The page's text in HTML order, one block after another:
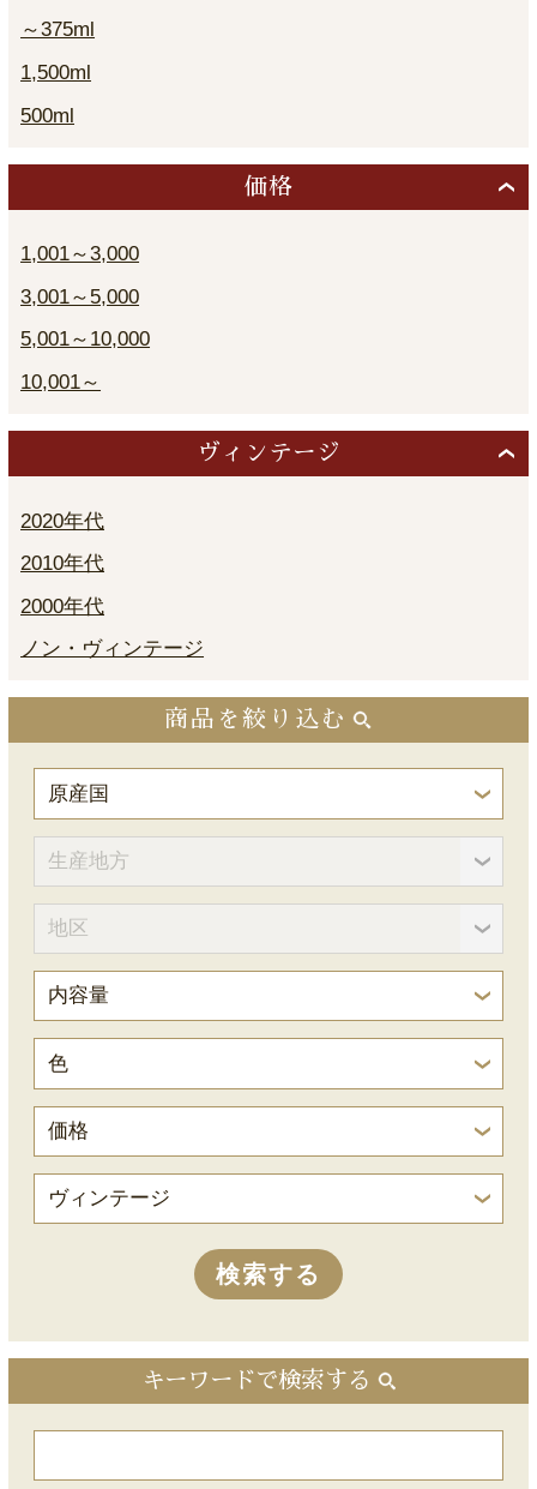
～375ml
1,500ml
500ml
価格
1,001～3,000
3,001～5,000
5,001～10,000
10,001～
ヴィンテージ
2020年代
2010年代
2000年代
ノン・ヴィンテージ
商品を絞り込む
キーワードで検索する